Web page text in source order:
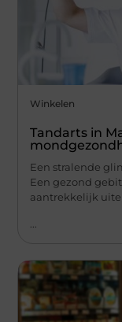
Winkelen
Tandarts in
Een stralende
Een gezond
aantrekkelijk